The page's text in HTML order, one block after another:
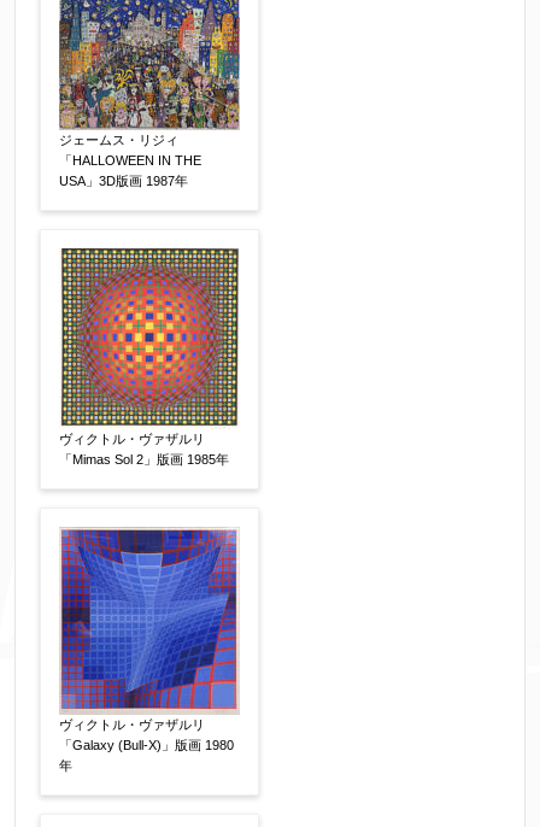
その他 【任意】
添付画像 【任意】
※添付画像は5MBまでのjpg、gif、pig、pdf形式
にてお送りください。
※追加や複数点ある場合はフォーム送信後に送ら
ジェームス・リジィ
「HALLOWEEN IN THE
USA」3D版画 1987年
ヴィクトル・ヴァザルリ
「Mimas Sol 2」版画 1985年
ヴィクトル・ヴァザルリ
「Galaxy (Bull-X)」版画 1980
年